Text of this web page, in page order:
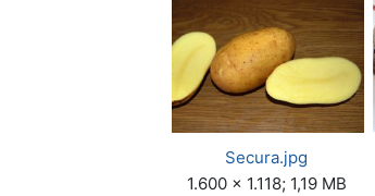
Secura.jpg
1.600 × 1.118; 1,19 MB